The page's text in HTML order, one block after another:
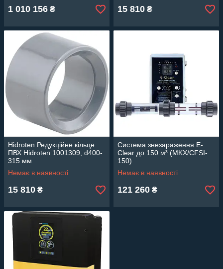
1 010 156 ₴ 15 810 ₴
Hidroten Редукційне кільце
ПВХ Hidroten 1001309, d400-
315 мм
Немає в наявності
15 810 ₴
Система знезараження E-
Clear до 150 м³ (MKX/CFSI-
150)
Немає в наявності
121 260 ₴